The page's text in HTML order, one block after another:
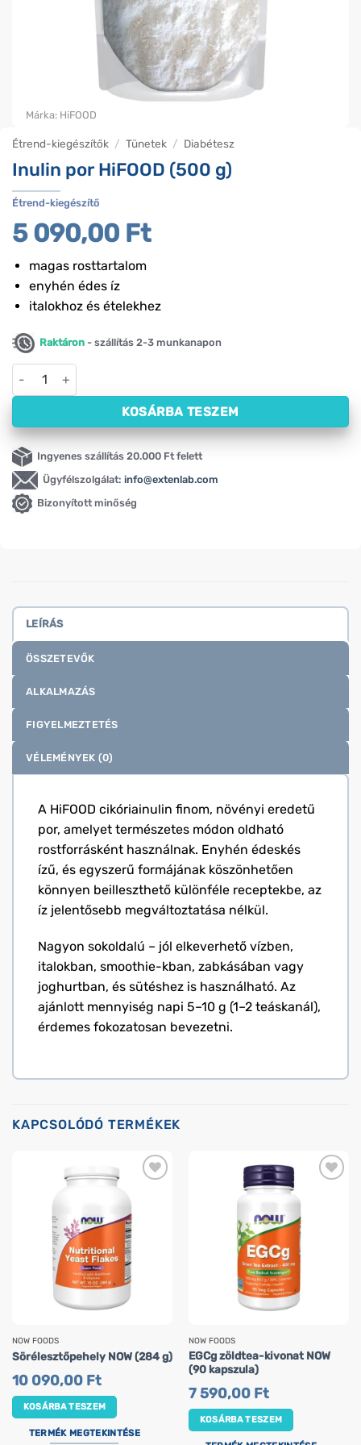
Étrend-kiegészítők / Tünetek / Diabétesz
Inulin por HiFOOD (500 g)
Étrend-kiegészítő
5 090,00 Ft
magas rosttartalom
enyhén édes íz
italokhoz és ételekhez
Raktáron - szállítás 2-3 munkanapon
Inulin por HiFOOD (500 g) mennyiség
KOSÁRBA TESZEM
Ingyenes szállítás 20.000 Ft felett
Ügyfélszolgálat: info@extenlab.com
Bizonyított minőség
Márka: HiFOOD
LEÍRÁS
ÖSSZETEVŐK
ALKALMAZÁS
FIGYELMEZTETÉS
VÉLEMÉNYEK (0)
A HiFOOD cikóriainulin finom, növényi eredetű
por, amelyet természetes módon oldható
rostforrásként használnak. Enyhén édeskés
ízű, és egyszerű formájának köszönhetően
könnyen beilleszthető különféle receptekbe, az
íz jelentősebb megváltoztatása nélkül.
Nagyon sokoldalú – jól elkeverhető vízben,
italokban, smoothie-kban, zabkásában vagy
joghurtban, és sütéshez is használható. Az
ajánlott mennyiség napi 5–10 g (1–2 teáskanál),
érdemes fokozatosan bevezetni.
KAPCSOLÓDÓ TERMÉKEK
NOW FOODS
Sörélesztőpehely NOW (284 g)
10 090,00 Ft
KOSÁRBA TESZEM
TERMÉK MEGTEKINTÉSE
NOW FOODS
EGCg zöldtea-kivonat NOW
(90 kapszula)
7 590,00 Ft
KOSÁRBA TESZEM